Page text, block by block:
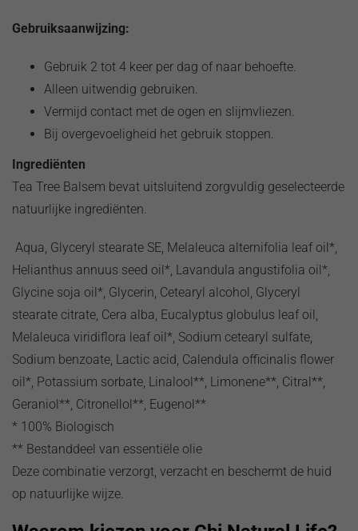
Gebruiksaanwijzing:
Gebruik 2 tot 4 keer per dag of naar behoefte.
Alleen uitwendig gebruiken.
Vermijd contact met de ogen en slijmvliezen.
Bij overgevoeligheid het gebruik stoppen.
Ingrediënten
Tea Tree Balsem bevat uitsluitend zorgvuldig geselecteerde
natuurlijke ingrediënten.
Aqua, Glyceryl stearate SE, Melaleuca alternifolia leaf oil*,
Helianthus annuus seed oil*, Lavandula angustifolia oil*,
Glycine soja oil*, Glycerin, Cetearyl alcohol, Glyceryl
stearate citrate, Cera alba, Eucalyptus globulus leaf oil,
Melaleuca viridiflora leaf oil*, Sodium cetearyl sulfate,
Sodium benzoate, Lactic acid, Calendula officinalis flower
oil*, Potassium sorbate, Linalool**, Limonene**, Citral**,
Geraniol**, Citronellol**, Eugenol**
* 100% Biologisch
** Bestanddeel van essentiële olie
Deze combinatie verzorgt, verzacht en beschermt de huid
op natuurlijke wijze.